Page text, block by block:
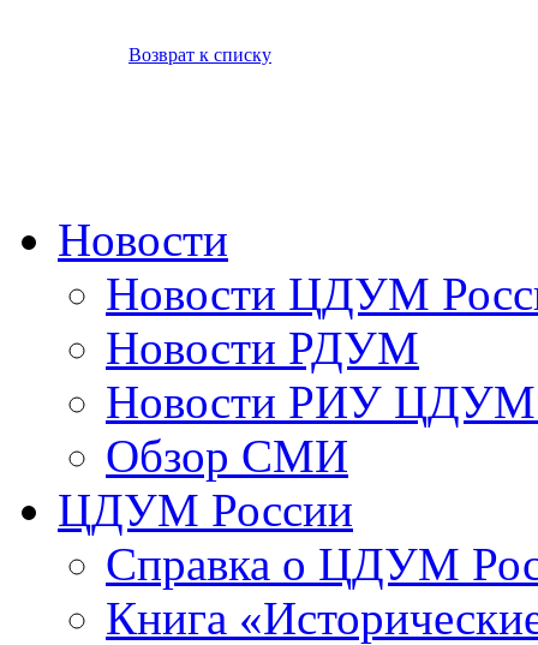
Возврат к списку
Новости
Новости ЦДУМ
Новости РДУМ
Новости РИУ ЦДУМ
Обзор СМИ
ЦДУМ России
Справка о ЦДУМ
Книга